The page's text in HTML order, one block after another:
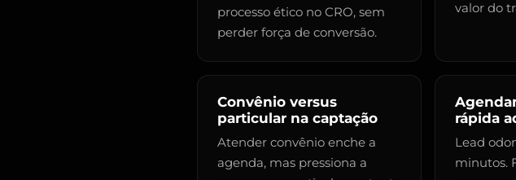
processo ético no CRO, sem
perder força de conversão.
valor do
Convênio versus
particular na captação
Atender convênio enche a
agenda, mas pressiona a
rápida
Lead
minutos.